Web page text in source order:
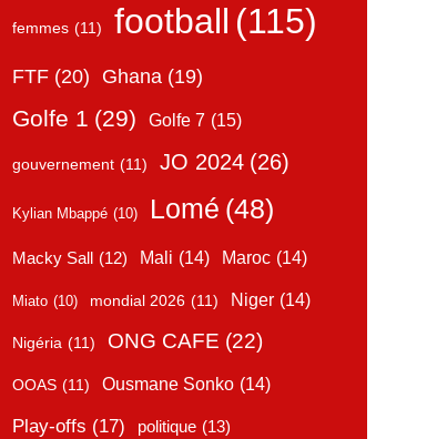
femmes (11) football (115)
FTF (20) Ghana (19)
Golfe 1 (29) Golfe 7 (15)
gouvernement (11) JO 2024 (26)
Kylian Mbappé (10) Lomé (48)
Macky Sall (12) Mali (14) Maroc (14)
Miato (10) mondial 2026 (11) Niger (14)
Nigéria (11) ONG CAFE (22)
OOAS (11) Ousmane Sonko (14)
Play-offs (17) politique (13)